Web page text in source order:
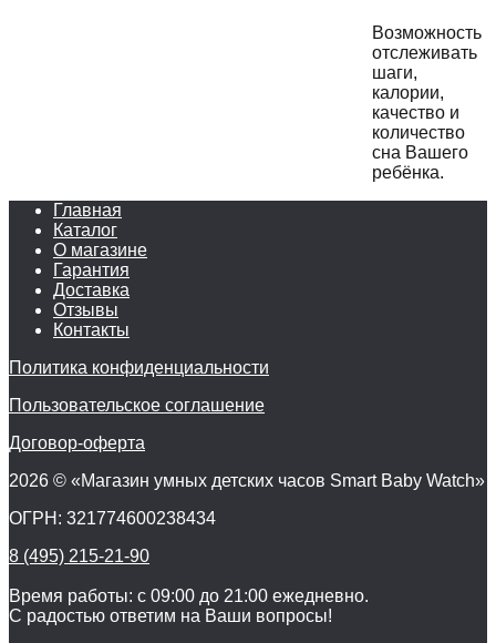
Возможность
отслеживать
шаги,
калории,
качество и
количество
сна Вашего
ребёнка.
Главная
Каталог
О магазине
Гарантия
Доставка
Отзывы
Контакты
Политика конфиденциальности
Пользовательское соглашение
Договор-оферта
2026 © «Магазин умных детских часов Smart Baby Watch»
ОГРН: 321774600238434
8 (495) 215-21-90
Время работы: с 09:00 до 21:00 ежедневно.
С радостью ответим на Ваши вопросы!